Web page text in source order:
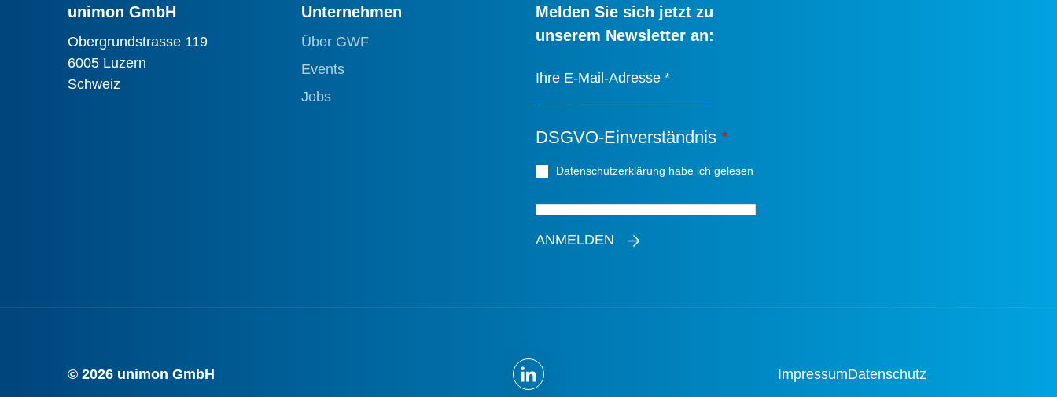
unimon GmbH
Obergrundstrasse 119
6005 Luzern
Schweiz
Unternehmen
Über GWF
Events
Jobs
Melden Sie sich jetzt zu
unserem Newsletter an:
Ihre E-Mail-Adresse *
DSGVO-Einverständnis *
Datenschutzerklärung habe ich gelesen
ANMELDEN
© 2026 unimon GmbH ImpressumDatenschutz